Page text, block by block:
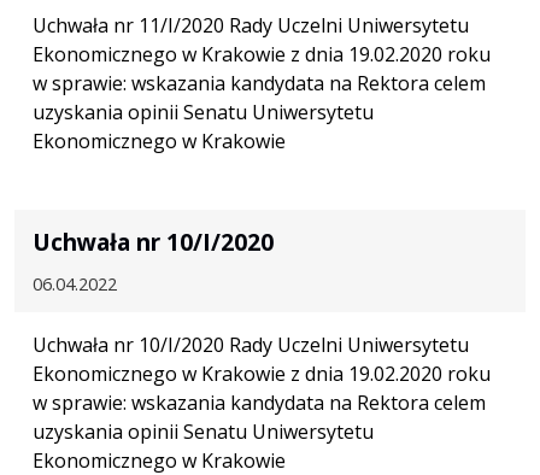
Uchwała nr 11/I/2020 Rady Uczelni Uniwersytetu
Ekonomicznego w Krakowie z dnia 19.02.2020 roku
w sprawie: wskazania kandydata na Rektora celem
uzyskania opinii Senatu Uniwersytetu
Ekonomicznego w Krakowie
Uchwała nr 10/I/2020
06.04.2022
Uchwała nr 10/I/2020 Rady Uczelni Uniwersytetu
Ekonomicznego w Krakowie z dnia 19.02.2020 roku
w sprawie: wskazania kandydata na Rektora celem
uzyskania opinii Senatu Uniwersytetu
Ekonomicznego w Krakowie